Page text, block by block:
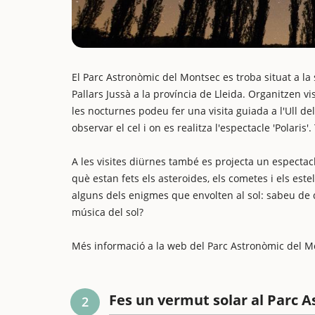
El Parc Astronòmic del Montsec es troba situat a
Pallars Jussà a la província de Lleida. Organitzen
les nocturnes podeu fer una visita guiada a l'Ull
observar el cel i on es realitza l'espectacle
A les visites diürnes també es projecta un
què estan fets els asteroides, els cometes i els
alguns dels enigmes que envolten al sol: sabeu
música del sol?
Més informació a la web del Parc Astronòmic del
2 Fes un vermut solar al Parc